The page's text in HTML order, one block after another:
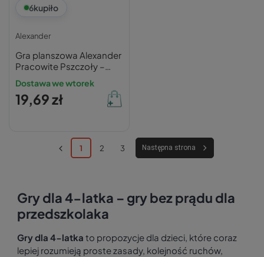
6kupiło
Alexander
Gra planszowa Alexander
Pracowite Pszczoły –
Leniwe Żaby
Dostawa we wtorek
19,69 zł
1 2 3 Następna strona
Gry dla 4-latka – gry bez prądu dla
przedszkolaka
Gry dla 4-latka to propozycje dla dzieci, które coraz
lepiej rozumieją proste zasady, kolejność ruchów,